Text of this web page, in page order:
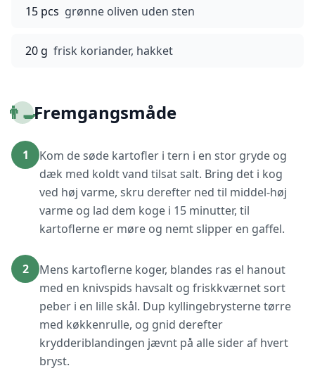
15 pcs grønne oliven uden sten
20 g frisk koriander, hakket
👨‍🍳Fremgangsmåde
1
Kom de søde kartofler i tern i en stor gryde og
dæk med koldt vand tilsat salt. Bring det i kog
ved høj varme, skru derefter ned til middel-høj
varme og lad dem koge i 15 minutter, til
kartoflerne er møre og nemt slipper en gaffel.
2
Mens kartoflerne koger, blandes ras el hanout
med en knivspids havsalt og friskkværnet sort
peber i en lille skål. Dup kyllingebrysterne tørre
med køkkenrulle, og gnid derefter
krydderiblandingen jævnt på alle sider af hvert
bryst.